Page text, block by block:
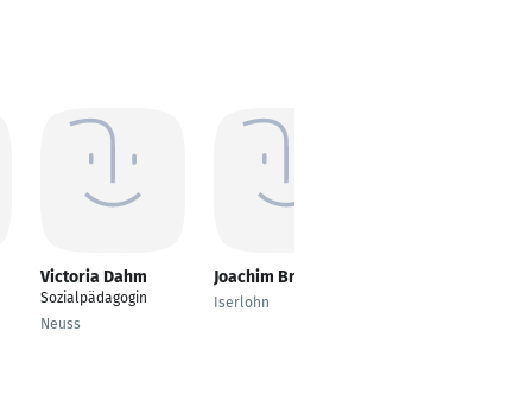
Victoria Dahm
Sozialpädagogin
Neuss
Joachim Braig
Iserlohn